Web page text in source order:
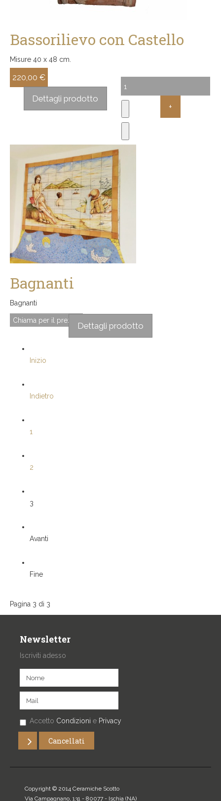
Bassorilievo con Castello
Misure 40 x 48 cm.
220,00 €
Dettagli prodotto
Bagnanti
Bagnanti
Chiama per il prezzo
Dettagli prodotto
Inizio
Indietro
1
2
3
Avanti
Fine
Pagina 3 di 3
Newsletter
Iscriviti adesso
Accetto Condizioni e Privacy
Copyright © 2014 Ceramiche Scotto
Via Campagnano, 131 - 80077 - Ischia (NA)